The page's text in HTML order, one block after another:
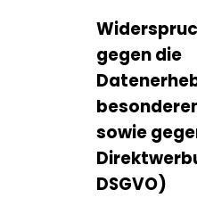
gegen die
sowie
DSGVO)